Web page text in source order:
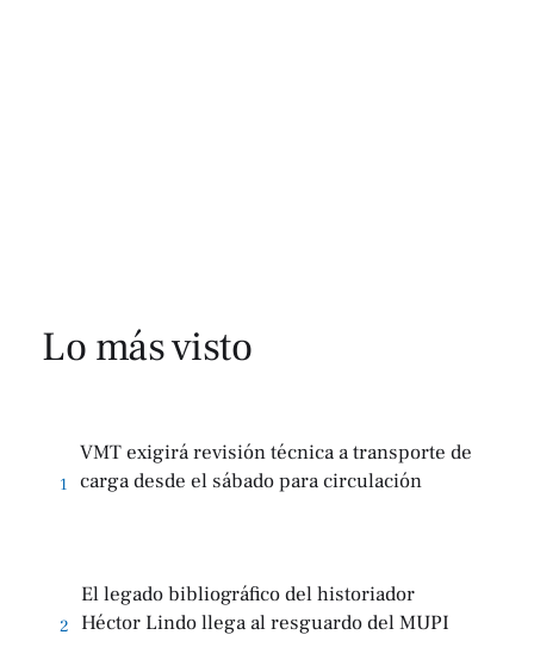
Lo más visto
1
VMT exigirá revisión técnica a transporte de
carga desde el sábado para circulación
2
El legado bibliográfico del historiador
Héctor Lindo llega al resguardo del MUPI